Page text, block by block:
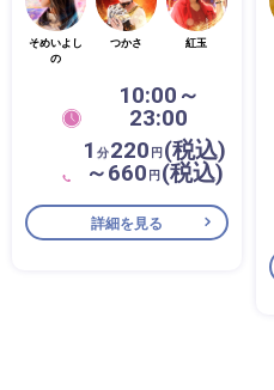
そめいよし
の
つかさ 紅玉
10:00～
23:00
1 分220 円(税込)
～660 円(税込)
詳細を見る